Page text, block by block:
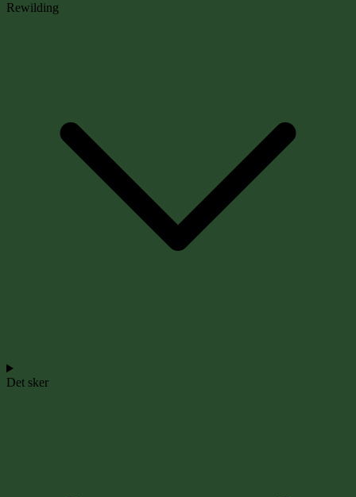
Rewilding
Det sker